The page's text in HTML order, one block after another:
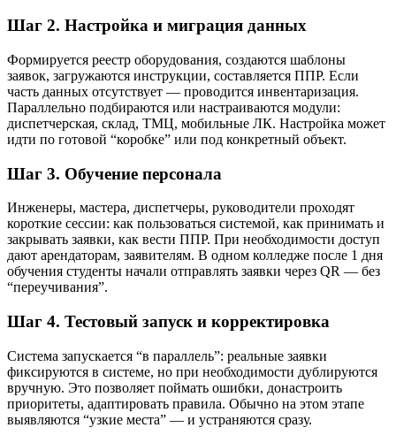
Шаг 2. Настройка и миграция данных
Формируется реестр оборудования, создаются шаблоны
заявок, загружаются инструкции, составляется ППР. Если
часть данных отсутствует — проводится инвентаризация.
Параллельно подбираются или настраиваются модули:
диспетчерская, склад, ТМЦ, мобильные ЛК. Настройка может
идти по готовой “коробке” или под конкретный объект.
Шаг 3. Обучение персонала
Инженеры, мастера, диспетчеры, руководители проходят
короткие сессии: как пользоваться системой, как принимать и
закрывать заявки, как вести ППР. При необходимости доступ
дают арендаторам, заявителям. В одном колледже после 1 дня
обучения студенты начали отправлять заявки через QR — без
“переучивания”.
Шаг 4. Тестовый запуск и корректировка
Система запускается “в параллель”: реальные заявки
фиксируются в системе, но при необходимости дублируются
вручную. Это позволяет поймать ошибки, донастроить
приоритеты, адаптировать правила. Обычно на этом этапе
выявляются “узкие места” — и устраняются сразу.